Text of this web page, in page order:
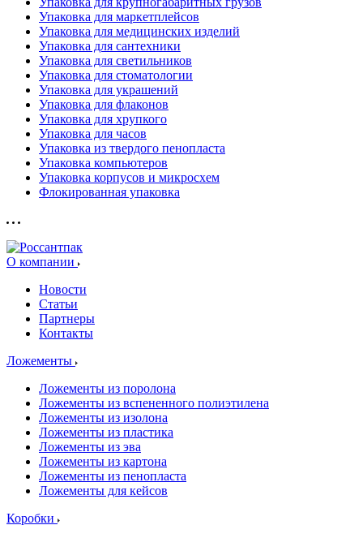
Упаковка для маркетплейсов
Упаковка для медицинских изделий
Упаковка для сантехники
Упаковка для светильников
Упаковка для стоматологии
Упаковка для украшений
Упаковка для флаконов
Упаковка для хрупкого
Упаковка для часов
Упаковка из твердого пенопласта
Упаковка компьютеров
Упаковка корпусов и микросхем
Флокированная упаковка
О компании
Новости
Статьи
Партнеры
Контакты
Ложементы
Ложементы из поролона
Ложементы из вспененного полиэтилена
Ложементы из изолона
Ложементы из пластика
Ложементы из эва
Ложементы из картона
Ложементы из пенопласта
Ложементы для кейсов
Коробки